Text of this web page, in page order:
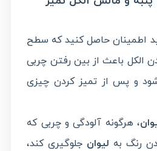
اطمینان حاصل کنید که سطح
الکل باعث از بین رفتن چربی
و پس از تمیز کردن چیزی
، هرگونه آلودگی و چربی که
رنگ به لیوان جلوگیری کند،